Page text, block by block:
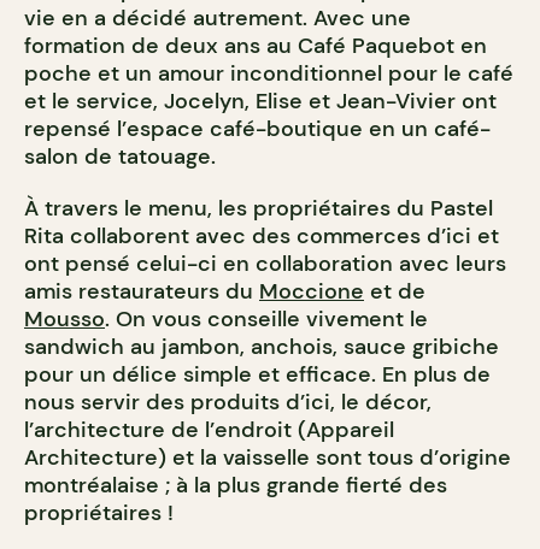
vie en a décidé autrement. Avec une
formation de deux ans au Café Paquebot en
poche et un amour inconditionnel pour le café
et le service, Jocelyn, Elise et Jean-Vivier ont
repensé l’espace café-boutique en un café-
salon de tatouage.
À travers le menu, les propriétaires du Pastel
Rita collaborent avec des commerces d’ici et
ont pensé celui-ci en collaboration avec leurs
amis restaurateurs du Moccione et de
Mousso. On vous conseille vivement le
sandwich au jambon, anchois, sauce gribiche
pour un délice simple et efficace. En plus de
nous servir des produits d’ici, le décor,
l’architecture de l’endroit (Appareil
Architecture) et la vaisselle sont tous d’origine
montréalaise ; à la plus grande fierté des
propriétaires !